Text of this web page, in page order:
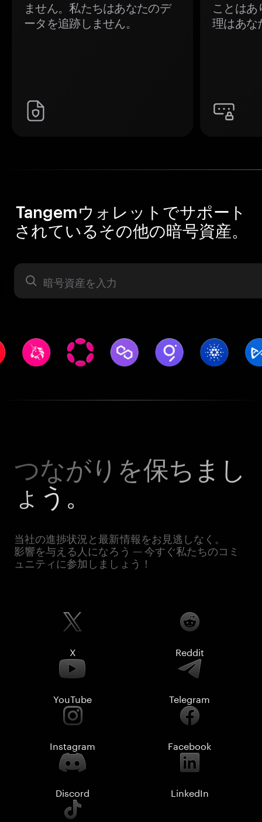
ません。私たちはあなたのデ
ータを追跡しません。
ことはあ
理はあな
Tangemウォレットでサポート
されているその他の暗号資産。
暗号資産
つながりを保ちまし
ょう。
当社の進捗状況と最新情報をお見逃しなく。
影響を与える人になろう — 今すぐ私たちのコミ
ュニティに参加しましょう！
X Reddit
YouTube Telegram
Instagram Facebook
Discord LinkedIn